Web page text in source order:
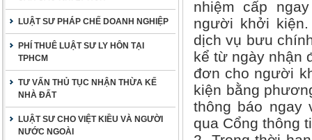
LUẬT SƯ PHÁP CHẾ DOANH NGHIỆP
PHÍ THUÊ LUẬT SƯ LY HÔN TẠI
TPHCM
TƯ VẤN THỦ TỤC NHẬN THỪA KẾ
NHÀ ĐẤT
LUẬT SƯ CHO VIỆT KIỀU VÀ NGƯỜI
NƯỚC NGOÀI
nhiệm cấp
người khởi
dịch vụ bưu
kể từ ngày nhận
đơn cho người
kiện bằng
thông báo ngay
qua Cổng thông